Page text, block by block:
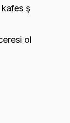
kafes ş
ol